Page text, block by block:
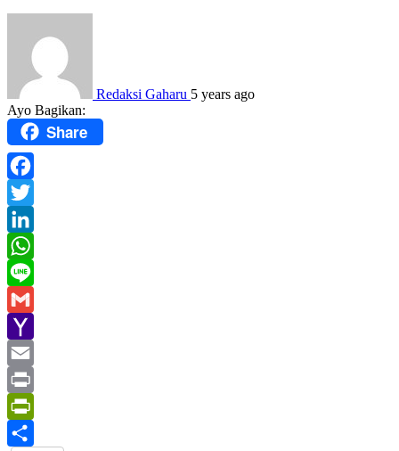
Redaksi Gaharu 5 years ago
Ayo Bagikan:
Share
Facebook
Twitter
LinkedIn
WhatsApp
Line
Gmail
Yahoo
Mail
Email
Print
PrintFriendly